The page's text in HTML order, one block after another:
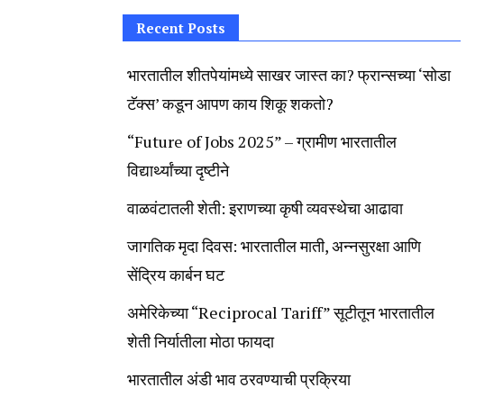
Recent Posts
भारतातील शीतपेयांमध्ये साखर जास्त का? फ्रान्सच्या ‘सोडा
टॅक्स’ कडून आपण काय शिकू शकतो?
“Future of Jobs 2025” – ग्रामीण भारतातील
विद्यार्थ्यांच्या दृष्टीने
वाळवंटातली शेती: इराणच्या कृषी व्यवस्थेचा आढावा
जागतिक मृदा दिवस: भारतातील माती, अन्नसुरक्षा आणि
सेंद्रिय कार्बन घट
अमेरिकेच्या “Reciprocal Tariff” सूटीतून भारतातील
शेती निर्यातीला मोठा फायदा
भारतातील अंडी भाव ठरवण्याची प्रक्रिया